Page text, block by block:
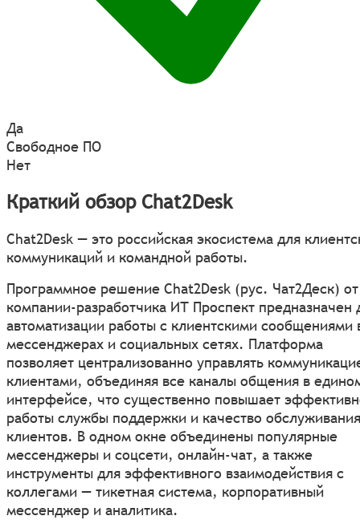
Да
Свободное ПО
Нет
Краткий обзор Chat2Desk
Chat2Desk — это российская экосистема для
коммуникаций и командной работы.
Программное решение Chat2Desk (рус. Чат2Деск) от
компании-разработчика ИТ Проспект предназначен
автоматизации работы с клиентскими сообщениями
мессенджерах и социальных сетях. Платформа
позволяет централизованно управлять
клиентами, объединяя все каналы общения в
интерфейсе, что существенно повышает
работы службы поддержки и качество обслуживания
клиентов. В одном окне объединены популярные
мессенджеры и соцсети, онлайн-чат, а также
инструменты для эффективного взаимодействия с
коллегами — тикетная система, корпоративный
мессенджер и аналитика.